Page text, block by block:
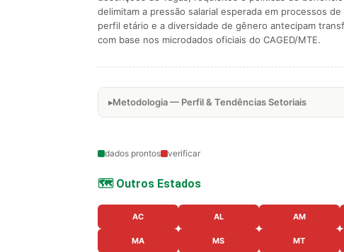
delimitam a pressão salarial esperada em processos
perfil etário e a diversidade de gênero antecipam
com base nos microdados oficiais do CAGED/MTE.
Metodologia — Perfil & Tendências Setoriais
dados prontos verificar
🗺️ Outros Estados
AC AL AM
MA MS MT